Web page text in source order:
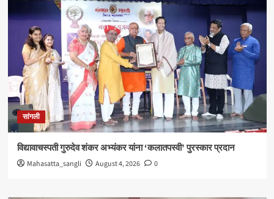
सांगली
विद्यावाचस्पती गुरुदेव शंकर अभ्यंकर यांना ‘कलातपस्वी’ पुरस्कार प्रदान
Mahasatta_sangli August 4, 2026 0